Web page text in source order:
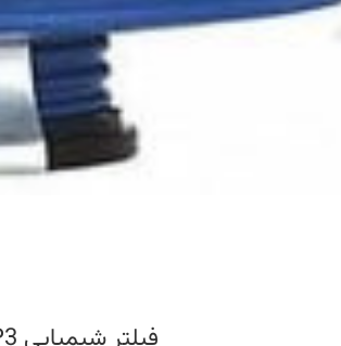
فیلتر شیمیایی A2B2P3 سه حالته اسپاسیانی